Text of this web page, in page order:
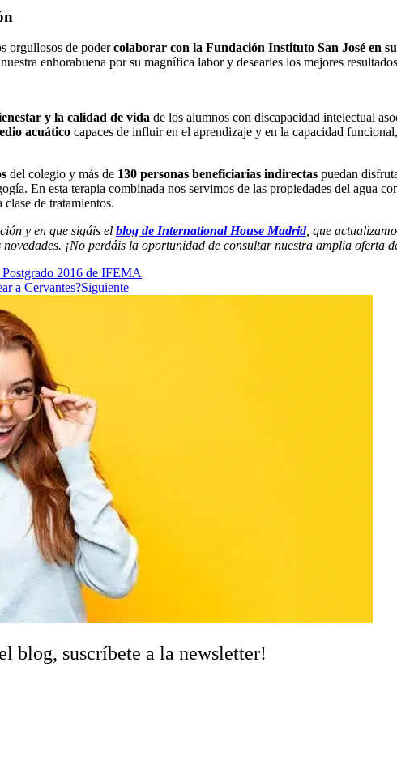
orgullosos de podercolaborar con la Fundación Instituto San José en
enhorabuena por su magnífica labor y desearles los mejores
y la calidad de vida de los alumnos con discapacidad intelectual
acuático capaces de influir en el aprendizaje y en la capacidad
del colegio y más de 130 personas beneficiarias indirectas puedan
En esta terapia combinada nos servimos de las propiedades del agua
clase de tratamientos.
y en que sigáis el blog de International House Madrid, que
¡No perdáis la oportunidad de consultar nuestra amplia oferta
2016 de IFEMA
a Cervantes?Siguiente
blog, suscríbete a la newsletter!